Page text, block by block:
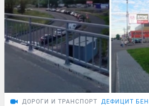
ДОРОГИ И ТРАНСПОРТ ДЕФИЦИТ